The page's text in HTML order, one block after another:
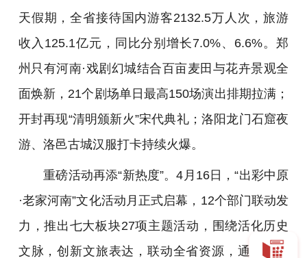
天假期，全省接待国内游客2132.5万人次，旅游
收入125.1亿元，同比分别增长7.0%、6.6%。郑
州只有河南·戏剧幻城结合百亩麦田与花卉景观全
面焕新，21个剧场单日最高150场演出排期拉满；
开封再现“清明颁新火”宋代典礼；洛阳龙门石窟夜
游、洛邑古城汉服打卡持续火爆。
重磅活动再添“新热度”。4月16日，“出彩中原
·老家河南”文化活动月正式启幕，12个部门联动发
力，推出七大板块27项主题活动，围绕活化历史
文脉，创新文旅表达，联动全省资源，通过多元